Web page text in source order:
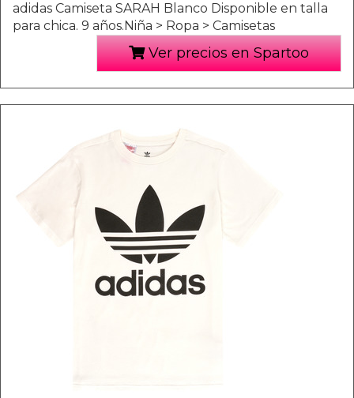
adidas Camiseta SARAH Blanco Disponible en talla
para chica. 9 años.Niña > Ropa > Camisetas
Ver precios en Spartoo